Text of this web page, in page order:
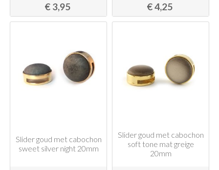
€ 3,95 € 4,25
Slider goud met cabochon
sweet silver night 20mm
Slider goud met cabochon
soft tone mat greige
20mm